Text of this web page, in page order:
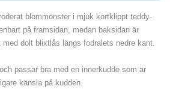
blommönster i mjuk kortklippt teddy-
på framsidan, medan baksidan är
dolt blixtlås längs fodralets nedre kant.
passar bra med en innerkudde som är
känsla på kudden.